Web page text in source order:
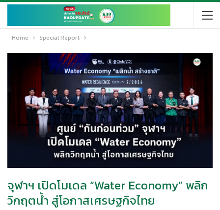
Home Special Report
จุฬาฯ เปิดโมเดล “Water Economy” พลิก
วิกฤตน้ำ สู่โอกาสเศรษฐกิจไทย